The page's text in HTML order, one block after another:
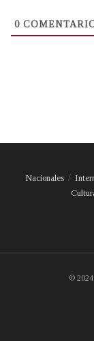
0
Nacionales
©